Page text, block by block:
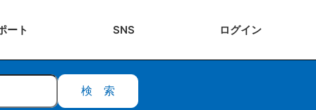
ート SNS ログイン
検索